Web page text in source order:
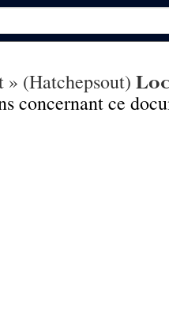
» (Hatchepsout)
concernant ce